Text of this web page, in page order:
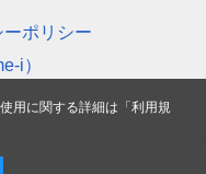
ポリシー
i）
用に関する詳細は「利用規